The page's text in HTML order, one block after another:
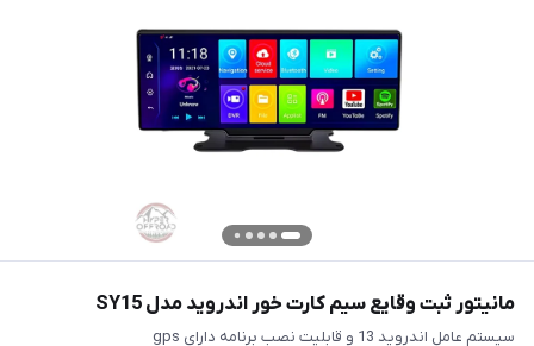
مانیتور ثبت وقایع سیم کارت خور اندروید مدل SY15
سیستم عامل اندروید 13 و قابلیت نصب برنامه دارای gps